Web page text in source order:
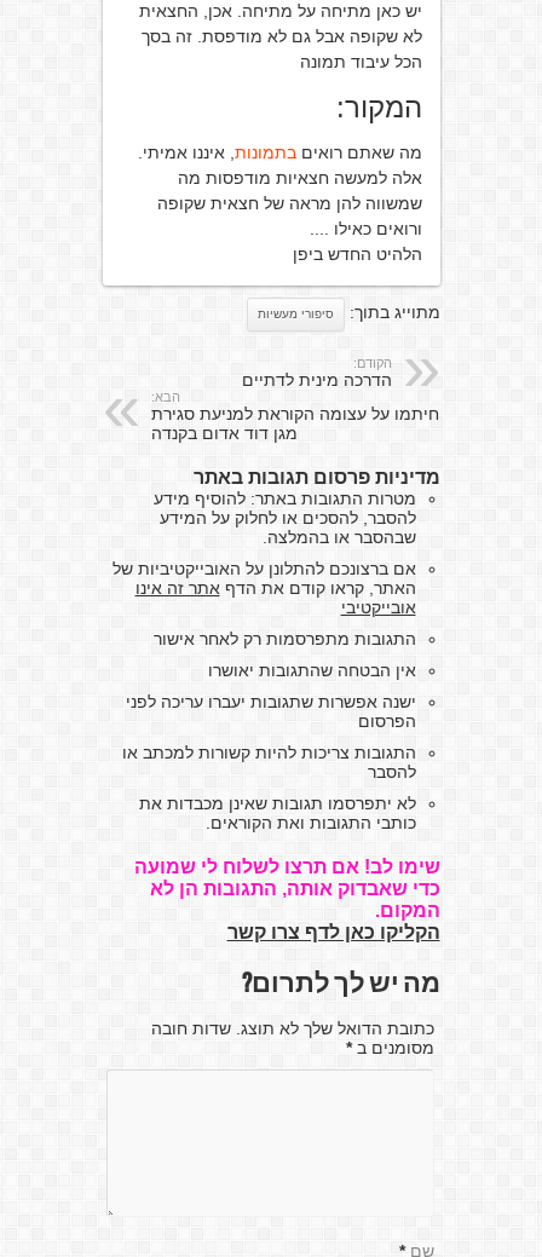
יש כאן מתיחה על מתיחה. אכן, החצאית
לא שקופה אבל גם לא מודפסת. זה בסך
הכל עיבוד תמונה
המקור:
מה שאתם רואיםבתמונות , איננו אמיתי.
אלה למעשה חצאיות מודפסות מה
שמשווה להן מראה של חצאית שקופה
ורואים כאילו ....
הלהיט החדש ביפן
מתוייג בתוך: סיפורי מעשיות
הקודם:
הדרכה מינית לדתיים
הבא:
חיתמו על עצומה הקוראת למניעת סגירת
מגן דוד אדום בקנדה
מדיניות פרסום תגובות באתר
מטרות התגובות באתר: להוסיף מידע
להסבר, להסכים או לחלוק על המידע
שבהסבר או בהמלצה.
אם ברצונכם להתלונן על האובייקטיביות של
האתר, קראו קודם את הדףאתר זה אינו
אובייקטיבי
התגובות מתפרסמות רק לאחר אישור
אין הבטחה שהתגובות יאושרו
ישנה אפשרות שתגובות יעברו עריכה לפני
הפרסום
התגובות צריכות להיות קשורות למכתב או
להסבר
לא יתפרסמו תגובות שאינן מכבדות את
כותבי התגובות ואת הקוראים.
שימו לב! אם תרצו לשלוח לי שמועה
כדי שאבדוק אותה, התגובות הן לא
המקום.
הקליקו כאן לדף צרו קשר
מה יש לך לתרום?
כתובת הדואל שלך לא תוצג. שדות חובה
מסומנים ב*
שם *